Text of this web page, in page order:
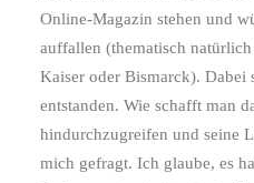
Online-Magazin stehen und
auffallen (thematisch
Kaiser oder Bismarck). Dabei
entstanden. Wie schafft man
hindurchzugreifen und seine
mich gefragt. Ich glaube, es